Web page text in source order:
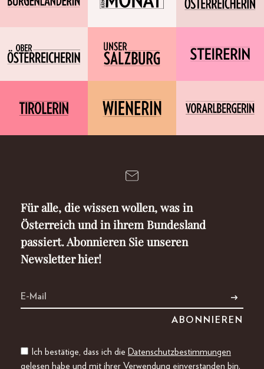
Für alle, die wissen wollen, was in
Österreich und in ihrem Bundesland
passiert. Abonnieren Sie unseren
Newsletter hier!
Ich bestätige, dass ich die Datenschutzbestimmungen
gelesen habe und mit ihrer Verwendung einverstanden bin.